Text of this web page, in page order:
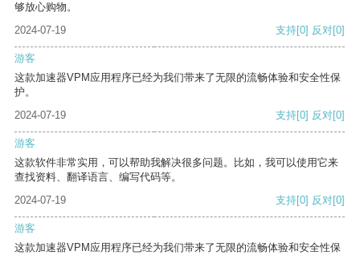
够放心购物。
2024-07-19
支持[0] 反对[0]
游客
这款加速器VPM应用程序已经为我们带来了无限的流畅体验和安全性保
护。
2024-07-19
支持[0] 反对[0]
游客
这款软件非常实用，可以帮助我解决很多问题。比如，我可以使用它来
查找资料、翻译语言、编写代码等。
2024-07-19
支持[0] 反对[0]
游客
这款加速器VPM应用程序已经为我们带来了无限的流畅体验和安全性保